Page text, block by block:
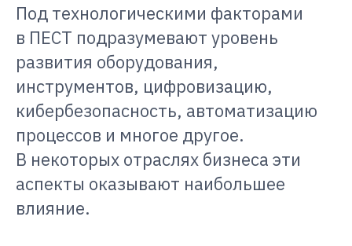
Под технологическими факторами
в ПЕСТ подразумевают уровень
развития оборудования,
инструментов, цифровизацию,
кибербезопасность, автоматизацию
процессов и многое другое.
В некоторых отраслях бизнеса эти
аспекты оказывают наибольшее
влияние.